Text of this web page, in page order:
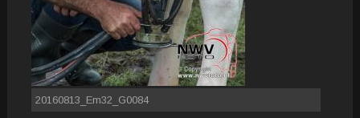
20160813_Em32_G0084